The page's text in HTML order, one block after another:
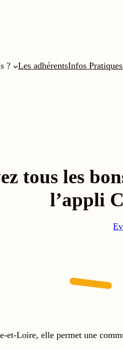
? Les adhérentsInfos Pratiques
tous les
l’appli
et-Loire, elle permet une